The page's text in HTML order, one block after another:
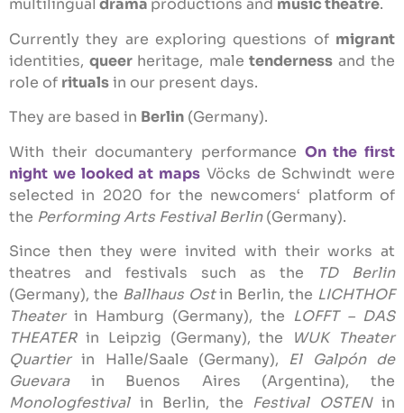
multilingual drama productions and music theatre.
Currently they are exploring questions of migrant
identities,queer heritage, male tendernessand the
role of ritualsin our present days.
They are based in Berlin (Germany).
With their documantery performance On the first
night we looked at maps Vöcks de Schwindt were
selected in 2020 for the newcomers‘ platform of
the Performing Arts Festival Berlin(Germany).
Since then they were invited with their works at
theatres and festivals such as the
TD Berlin
(Germany), the Ballhaus Ostin Berlin, the LICHTHOF
Theaterin Hamburg (Germany), the LOFFT – DAS
THEATERin Leipzig (Germany), the
WUK Theater
Quartierin Halle/Saale (Germany), El Galpón de
Guevarain Buenos Aires (Argentina), the
Monologfestivalin Berlin, the Festival OSTENin